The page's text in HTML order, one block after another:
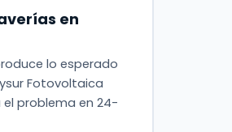
en
lo esperado
Fotovoltaica
problema en 24-